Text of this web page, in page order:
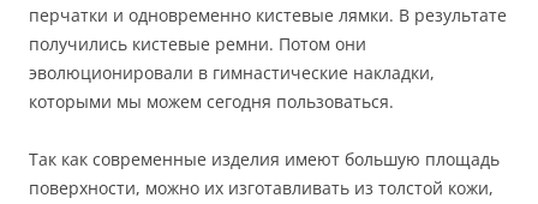
перчатки и одновременно кистевые лямки. В результате
получились кистевые ремни. Потом они
эволюционировали в гимнастические накладки,
которыми мы можем сегодня пользоваться.
Так как современные изделия имеют большую площадь
поверхности, можно их изготавливать из толстой кожи,